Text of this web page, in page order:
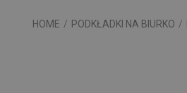
HOME / PODKŁADKI NA BIURKO /